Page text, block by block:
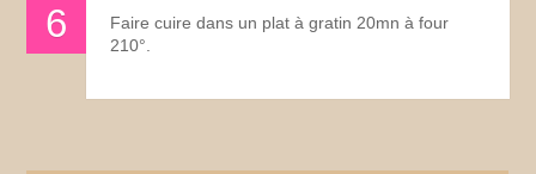
Faire cuire dans un plat à gratin 20mn à four
210°.